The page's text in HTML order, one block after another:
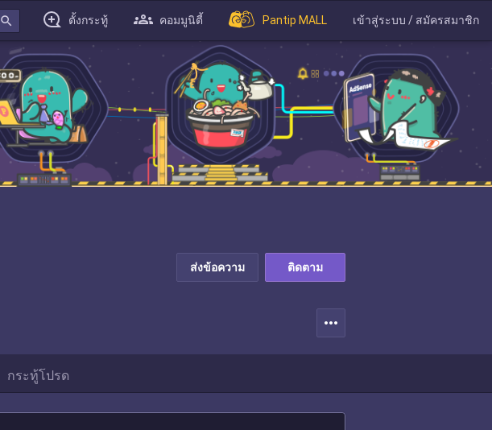
search ตั้งกระทู้ คอมมูนิตี้ Pantip MALL เข้าสู่ระบบ / สมัครสมาชิก
ส่งข้อความ ติดตาม
more_horiz
กระทู้โปรด